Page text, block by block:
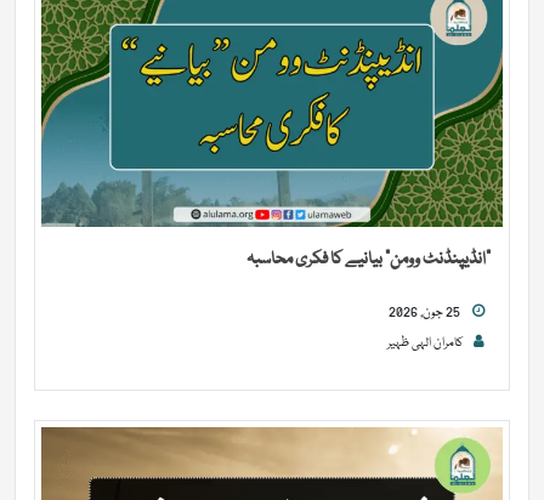
“انڈیپنڈنٹ وومن” بیانیے کا فکری محاسبہ
کامران الہی ظہیر